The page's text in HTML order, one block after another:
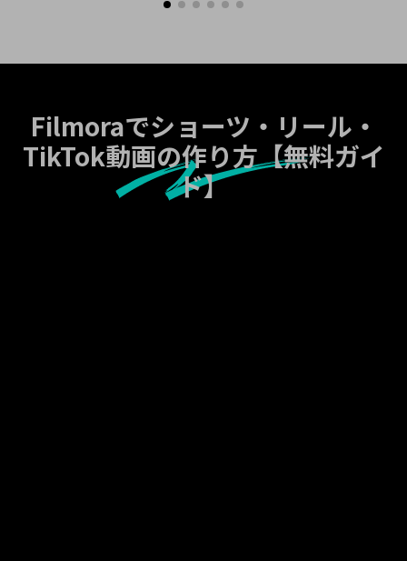
Filmoraでショーツ・リール・
TikTok動画の作り方【無料ガイ
ド】